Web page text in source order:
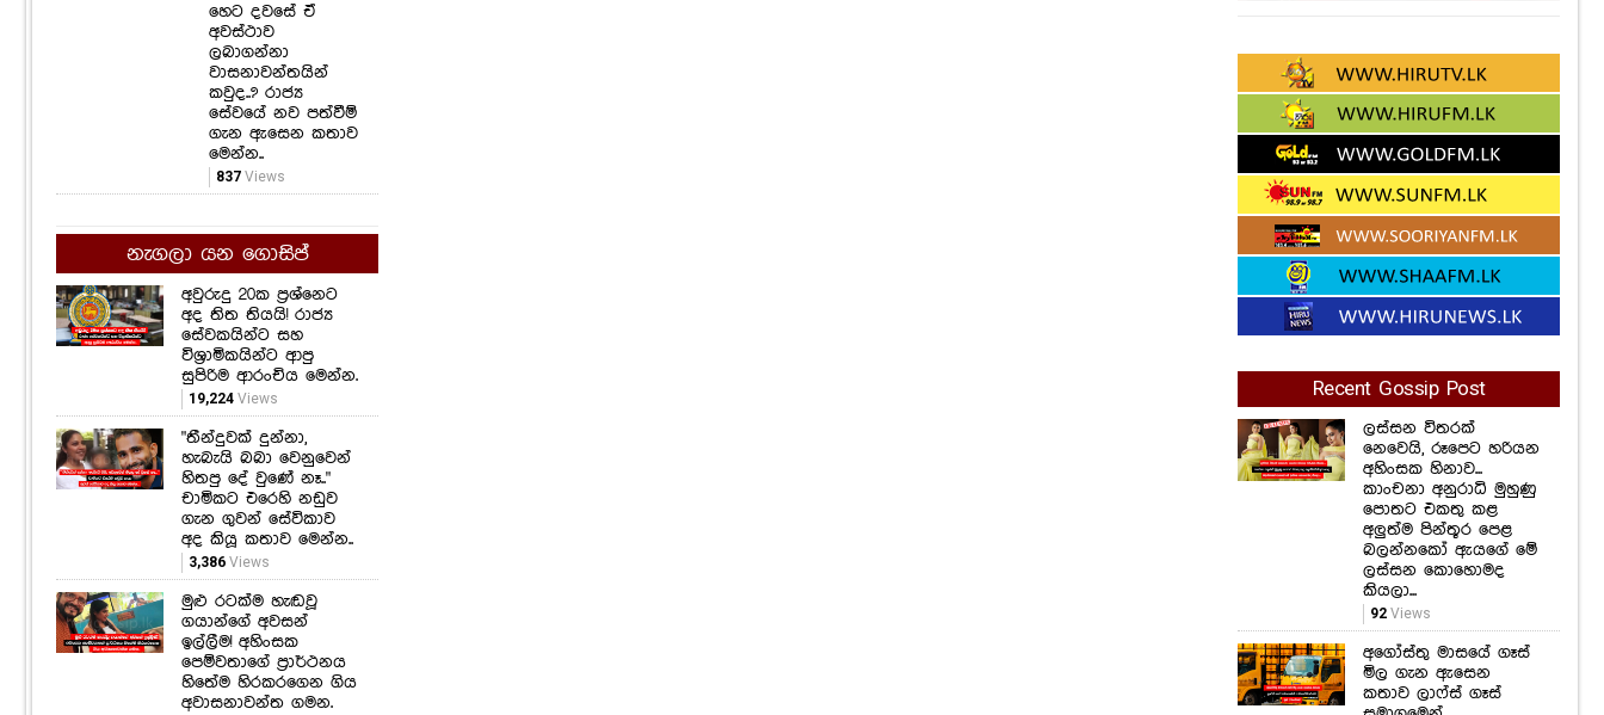
Recent Gossip Post
අහිංසක හිනාව...
කාංචනා අනුරාධි මුහුණු
පොතට එකතු කළ
අලුත්ම පින්තූර පෙළ
බලන්නකෝ ඇයගේ මේ
ලස්සන කොහොමද
කියලා...
92Views
අගෝස්තු මාසයේ ගෑස්
මිල ගැන ඇසෙන
කතාව ලාෆ්ස් ගෑස්
සමාගමෙන්
පාරිභෝගිකයින්ට සුබ
ආරංචියක්
171Views
හෙට දවසේ ඒ
අවස්ථාව
ලබාගන්නා
වාසනාවන්තයින්
කවුද..? රාජ්‍ය
සේවයේ නව පත්වීම්
ගැන ඇසෙන කතාව
මෙන්න..
837Views
නැගලා යන ගොසිප්
අවුරුදු 20ක ප්‍රශ්නෙට
අද තිත තියයි! රාජ්‍ය
සේවකයින්ට සහ
විශ්‍රාමිකයින්ට ආපු
සුපිරිම ආරංචිය මෙන්න.
19,224 Views
"තීන්දුවක් දුන්නා,
හැබැයි බබා වෙනුවෙන්
හිතපු දේ වුණේ නෑ.."
චාමිකට එරෙහි නඩුව
ගැන ගුවන් සේවිකාව
අද කියූ කතාව මෙන්න..
3,386 Views
මුළු රටක්ම හැඬවූ
ගයාන්ගේ අවසන්
ඉල්ලීම! අහිංසක
පෙම්වතාගේ ප්‍රාර්ථනය
හිතේම හිරකරගෙන ගිය
අවාසනාවන්ත ගමන.